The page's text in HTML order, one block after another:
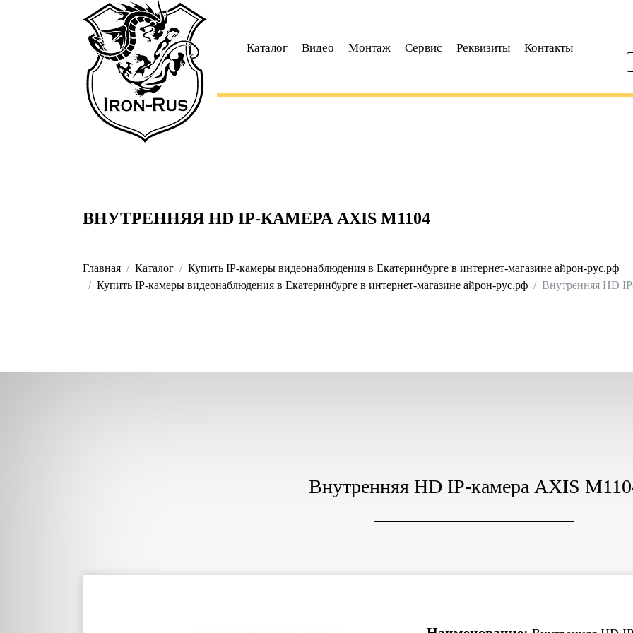
Каталог Видео Монтаж Сервис Реквизиты Контакты
ВНУТРЕННЯЯ HD IP-КАМЕРА AXIS M1104
Главная Каталог
Купить IP-камеры видеонаблюдения в Екатеринбурге в интернет-магазине айрон-рус.рф
Купить IP-камеры видеонаблюдения в Екатеринбурге в интернет-магазине айрон-рус.рф
Внутренняя HD
Внутренняя HD IP-камера AXIS